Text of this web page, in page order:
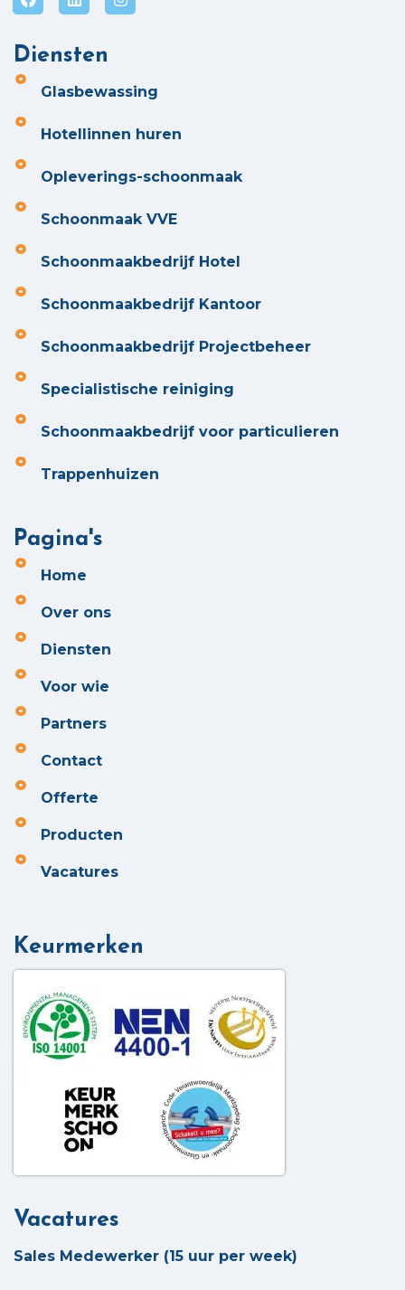
Diensten
Glasbewassing
Hotellinnen huren
Opleverings-schoonmaak
Schoonmaak VVE
Schoonmaakbedrijf Hotel
Schoonmaakbedrijf Kantoor
Schoonmaakbedrijf Projectbeheer
Specialistische reiniging
Schoonmaakbedrijf voor particulieren
Trappenhuizen
Pagina's
Home
Over ons
Diensten
Voor wie
Partners
Contact
Offerte
Producten
Vacatures
Keurmerken
Vacatures
Sales Medewerker (15 uur per week)